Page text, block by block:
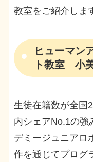
教室をご紹介しま
ヒューマン
ト教室 小
生徒在籍数が全国
内シェアNo.1の強
デミージュニアロ
作を通じてプログ